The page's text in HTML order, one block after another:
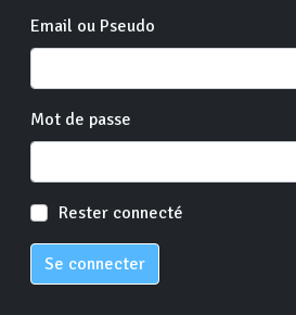
Email ou Pseudo
Mot de passe
Rester connecté
Se connecter